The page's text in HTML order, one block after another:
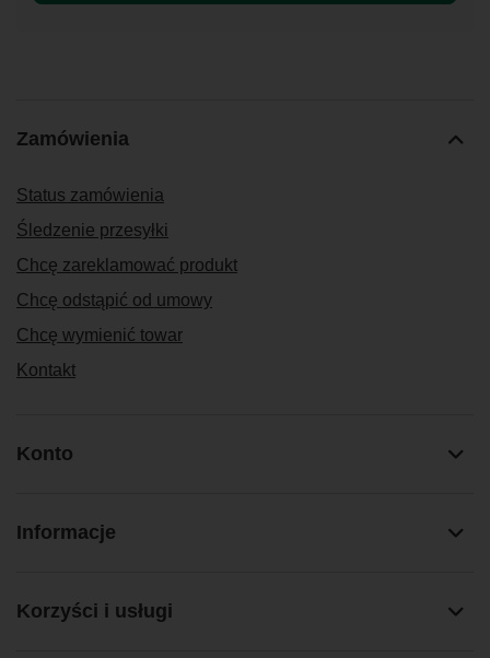
Zamówienia
Status zamówienia
Śledzenie przesyłki
Chcę zareklamować produkt
Chcę odstąpić od umowy
Chcę wymienić towar
Kontakt
Konto
Informacje
Korzyści i usługi